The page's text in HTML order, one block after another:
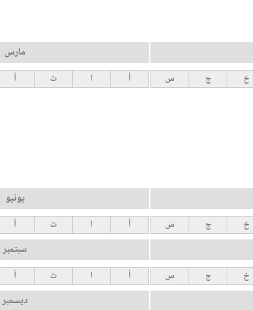
خ ج س
مارس
أ ا ث أ
خ ج س
يونيو
أ ا ث أ
خ ج س
سبتمبر
أ ا ث أ
ديسمبر